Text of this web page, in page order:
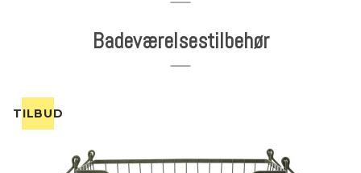
Badeværelsestilbehør
TILBUD